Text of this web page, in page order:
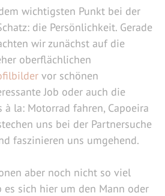
wichtigsten Punkt bei der
die Persönlichkeit. Gerade
wir zunächst auf die
oberflächlichen
vor schönen
Job oder auch die
la: Motorrad fahren, Capoeira
uns bei der Partnersuche
faszinieren uns umgehend.
aber noch nicht so viel
es sich hier um den Mann oder